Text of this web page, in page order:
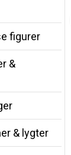
figurer
&
& lygter